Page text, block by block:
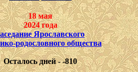
18 мая
2024 года
Ярославского
родословного общества
Осталось дней - -810